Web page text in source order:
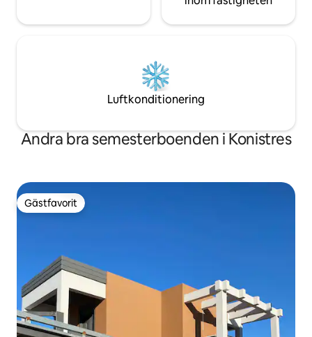
Luftkonditionering
Andra bra semesterboenden i Konistres
Gästfavorit
Gästfavorit